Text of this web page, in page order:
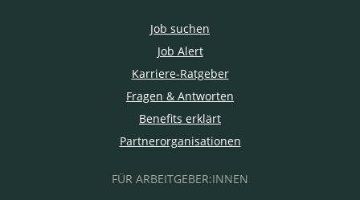
Job suchen
Job Alert
Karriere-Ratgeber
Fragen & Antworten
Benefits erklärt
Partnerorganisationen
FÜR ARBEITGEBER:INNEN